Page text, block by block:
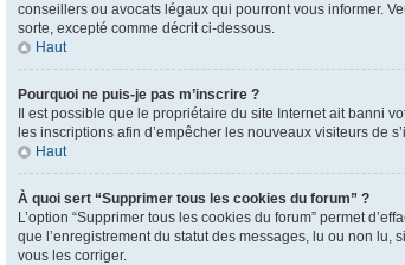
conseillers ou avocats légaux qui pourront vous informer.
sorte, excepté comme décrit ci-dessous.
Haut
Pourquoi ne puis-je pas m’inscrire ?
Il est possible que le propriétaire du site Internet ait banni
les inscriptions afin d’empêcher les nouveaux visiteurs de
Haut
À quoi sert “Supprimer tous les cookies du forum” ?
L’option “Supprimer tous les cookies du forum” permet
que l’enregistrement du statut des messages, lu ou non
vous les corriger.